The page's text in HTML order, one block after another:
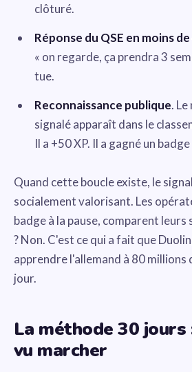
clôturé.
Réponse du QSE en moins de
« on regarde, ça prendra 3
tue.
Reconnaissance publique.
signalé apparaît dans le
Il a +50 XP. Il a gagné un badge
Quand cette boucle existe, le
socialement valorisant. Les
badge à la pause, comparent leurs
? Non. C'est ce qui a fait que
apprendre l'allemand à 80 millions
jour.
La méthode 30 jours
vu marcher